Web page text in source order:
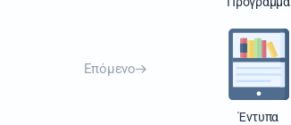
Επόμενο
Έντυπα